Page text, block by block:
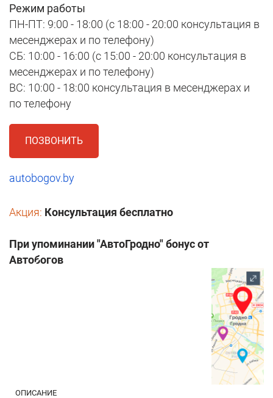
Режим работы
ПН-ПТ: 9:00 - 18:00 (с 18:00 - 20:00 консультация в
месенджерах и по телефону)
СБ: 10:00 - 16:00 (с 15:00 - 20:00 консультация в
месенджерах и по телефону)
ВС: 10:00 - 18:00 консультация в месенджерах и
по телефону
ПОЗВОНИТЬ
autobogov.by
Акция: Консультация бесплатно
При упоминании "АвтоГродно" бонус от
Автобогов
ОПИСАНИЕ